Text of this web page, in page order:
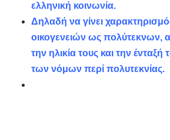
ελληνική κοινωνία.
Δηλαδή να γίνει
οικογενειών ως πολύτεκνων,
την ηλικία τους και την ένταξή
των νόμων περί πολυτεκνίας.